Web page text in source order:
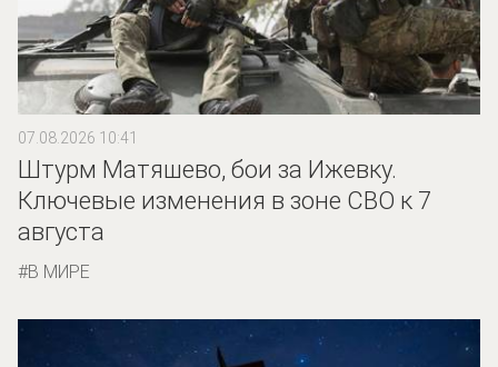
07.08.2026 10:41
Штурм Матяшево, бои за Ижевку.
Ключевые изменения в зоне СВО к 7
августа
В МИРЕ